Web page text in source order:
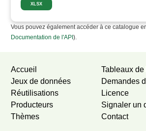
XLSX
Vous pouvez également accéder à ce catalogue
Documentation de l'API).
Accueil
Jeux de données
Réutilisations
Producteurs
Thèmes
Tableaux de
Demandes
Licence
Signaler un
Contact